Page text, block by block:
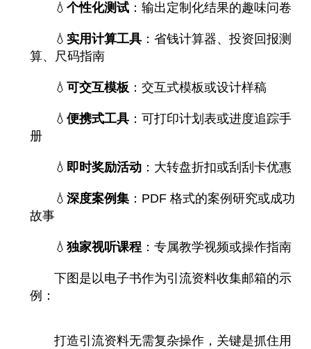
💧 个性化测试 ：输出定制化结果的趣味问卷
💧 实用计算工具 ：省钱计算器、投资回报测
算、尺码指南
💧 可交互模板 ：交互式模板或设计样稿
💧 便携式工具 ：可打印计划表或进度追踪手
册
💧 即时奖励活动 ：大转盘折扣或刮刮卡优惠
💧 深度案例集 ：PDF 格式的案例研究或成功
故事
💧 独家视听课程 ：专属教学视频或操作指南
下图是以电子书作为引流资料收集邮箱的示
例：
打造引流资料无需复杂操作，关键是抓住用